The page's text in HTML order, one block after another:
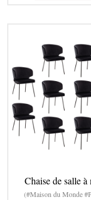
Chaise de salle à
(#Maison du Monde